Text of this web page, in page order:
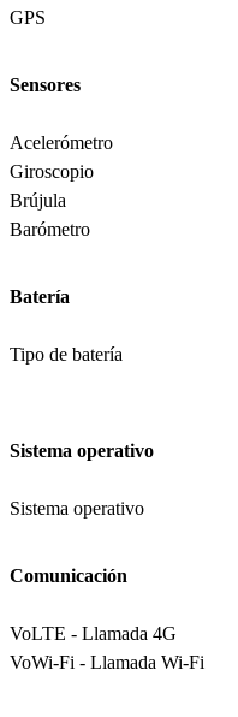
GPS
Sensores
Acelerómetro
Giroscopio
Brújula
Barómetro
Batería
Tipo de batería
Sistema operativo
Sistema operativo
Comunicación
VoLTE - Llamada 4G
VoWi-Fi - Llamada Wi-Fi